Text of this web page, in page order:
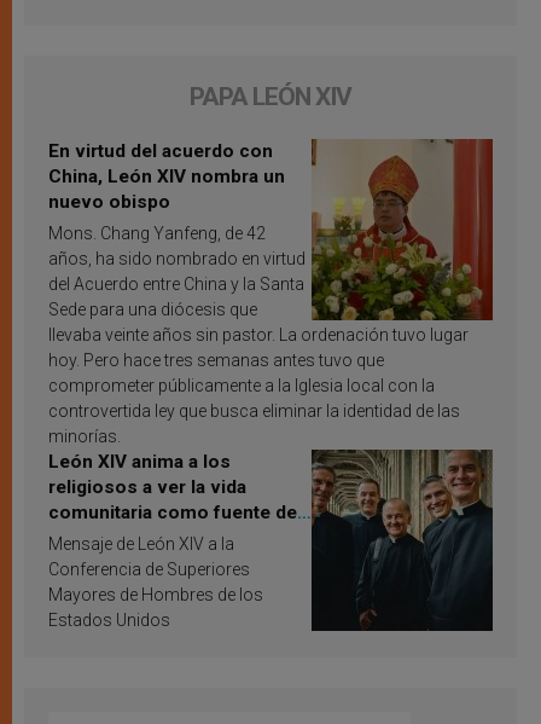
PAPA LEÓN XIV
En virtud del acuerdo con
China, León XIV nombra un
nuevo obispo
Mons. Chang Yanfeng, de 42
años, ha sido nombrado en virtud
del Acuerdo entre China y la Santa
Sede para una diócesis que
llevaba veinte años sin pastor. La ordenación tuvo lugar
hoy. Pero hace tres semanas antes tuvo que
comprometer públicamente a la Iglesia local con la
controvertida ley que busca eliminar la identidad de las
minorías.
León XIV anima a los
religiosos a ver la vida
comunitaria como fuente de
inspiración y santificación
Mensaje de León XIV a la
Conferencia de Superiores
Mayores de Hombres de los
Estados Unidos